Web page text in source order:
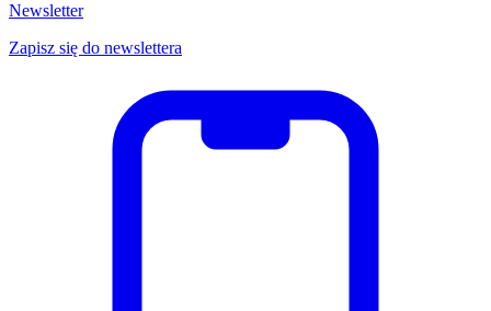
Newsletter
Zapisz się do newslettera